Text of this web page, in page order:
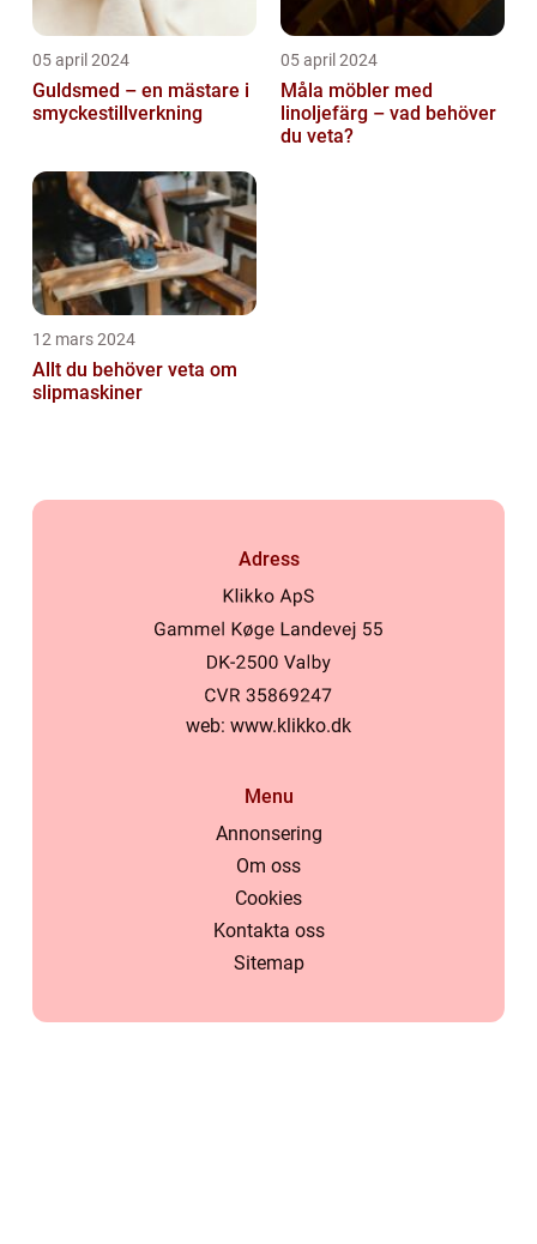
05 april 2024
Guldsmed – en mästare i
smyckestillverkning
05 april 2024
Måla möbler med
linoljefärg – vad behöver
du veta?
12 mars 2024
Allt du behöver veta om
slipmaskiner
Adress
web: www.klikko.dk
Menu
Annonsering
Om oss
Cookies
Kontakta oss
Sitemap